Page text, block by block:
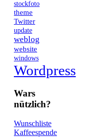
stockfoto
theme
Twitter
update
weblog
website
windows
Wordpress
Wars
nützlich?
Wunschliste
Kaffeespende